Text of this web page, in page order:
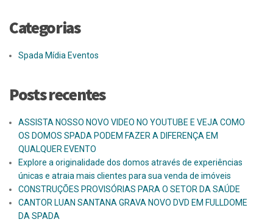
Categorias
Spada Mídia Eventos
Posts recentes
ASSISTA NOSSO NOVO VIDEO NO YOUTUBE E VEJA COMO
OS DOMOS SPADA PODEM FAZER A DIFERENÇA EM
QUALQUER EVENTO
Explore a originalidade dos domos através de experiências
únicas e atraia mais clientes para sua venda de imóveis
CONSTRUÇÕES PROVISÓRIAS PARA O SETOR DA SAÚDE
CANTOR LUAN SANTANA GRAVA NOVO DVD EM FULLDOME
DA SPADA